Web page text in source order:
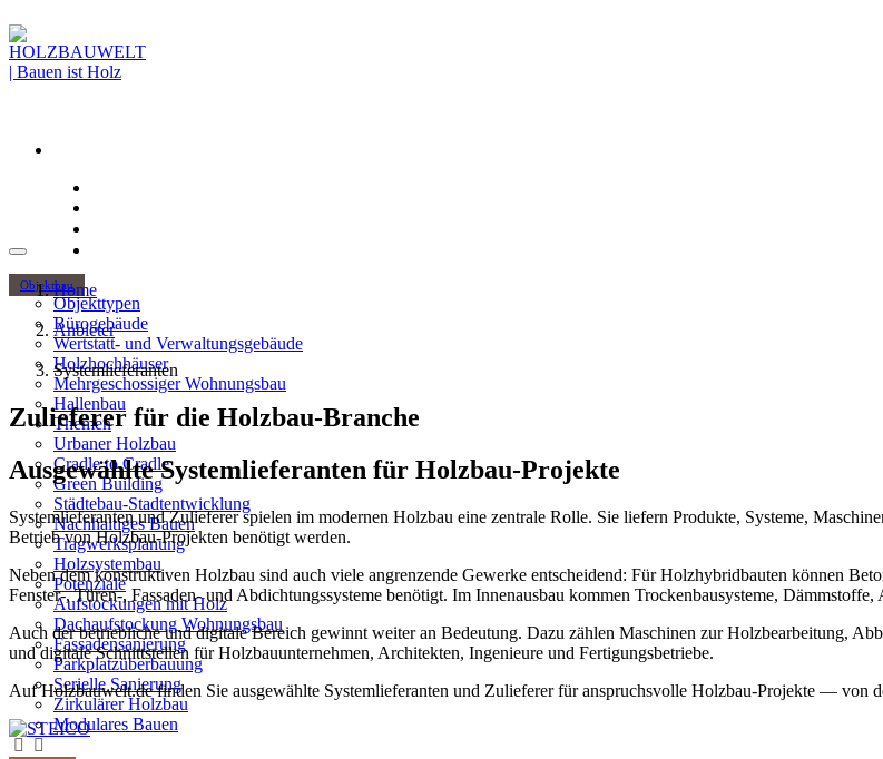
Objektbau
Objekttypen
Bürogebäude
Wertstatt- und Verwaltungsgebäude
Holzhochhäuser
Mehrgeschossiger Wohnungsbau
Hallenbau
Themen
Urbaner Holzbau
Cradle to Cradle
Green Building
Städtebau-Stadtentwicklung
Nachhaltiges Bauen
Tragwerksplanung
Holzsystembau
Potenziale
Aufstockungen mit Holz
Dachaufstockung Wohnungsbau
Fassadensanierung
Parkplatzüberbauung
Serielle Sanierung
Zirkulärer Holzbau
Modulares Bauen
Home
Anbieter
Systemlieferanten
Zulieferer für die Holzbau-Branche
Ausgewählte Systemlieferanten für Holzbau-Projekte
Systemlieferanten und Zulieferer spielen im modernen Holzbau eine zentrale Rolle. Sie liefern Produkte, Systeme,
Betrieb von Holzbau-Projekten benötigt werden.
Neben dem konstruktiven Holzbau sind auch viele angrenzende Gewerke entscheidend: Für Holzhybridbauten können
Fenster-, Türen-, Fassaden- und Abdichtungssysteme benötigt. Im Innenausbau kommen Trockenbausysteme,
Auch der betriebliche und digitale Bereich gewinnt weiter an Bedeutung. Dazu zählen Maschinen zur Holzbearbeitung,
und digitale Schnittstellen für Holzbauunternehmen, Architekten, Ingenieure und Fertigungsbetriebe.
Auf Holzbauwelt.de finden Sie ausgewählte Systemlieferanten und Zulieferer für anspruchsvolle Holzbau-Projekte — von